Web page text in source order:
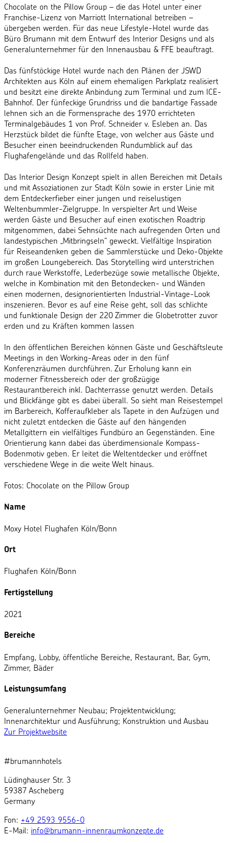
Chocolate on the Pillow Group – die das Hotel unter einer
Franchise-Lizenz von Marriott International betreiben –
übergeben werden. Für das neue Lifestyle-Hotel wurde das
Büro Brumann mit dem Entwurf des Interior Designs und als
Generalunternehmer für den Innenausbau & FFE beauftragt.
Das fünfstöckige Hotel wurde nach den Plänen der JSWD
Architekten aus Köln auf einem ehemaligen Parkplatz realisiert
und besitzt eine direkte Anbindung zum Terminal und zum ICE-
Bahnhof. Der fünfeckige Grundriss und die bandartige Fassade
lehnen sich an die Formensprache des 1970 errichteten
Terminalgebäudes 1 von Prof. Schneider v. Esleben an. Das
Herzstück bildet die fünfte Etage, von welcher aus Gäste und
Besucher einen beeindruckenden Rundumblick auf das
Flughafengelände und das Rollfeld haben.
Das Interior Design Konzept spielt in allen Bereichen mit Details
und mit Assoziationen zur Stadt Köln sowie in erster Linie mit
dem Entdeckerfieber einer jungen und reiselustigen
Weltenbummler-Zielgruppe. In verspielter Art und Weise
werden Gäste und Besucher auf einen exotischen Roadtrip
mitgenommen, dabei Sehnsüchte nach aufregenden Orten und
landestypischen „Mitbringseln“ geweckt. Vielfältige Inspiration
für Reiseandenken geben die Sammlerstücke und Deko-Objekte
im großen Loungebereich. Das Storytelling wird unterstrichen
durch raue Werkstoffe, Lederbezüge sowie metallische Objekte,
welche in Kombination mit den Betondecken- und Wänden
einen modernen, designorientierten Industrial-Vintage-Look
inszenieren. Bevor es auf eine Reise geht, soll das schlichte
und funktionale Design der 220 Zimmer die Globetrotter zuvor
erden und zu Kräften kommen lassen
In den öffentlichen Bereichen können Gäste und Geschäftsleute
Meetings in den Working-Areas oder in den fünf
Konferenzräumen durchführen. Zur Erholung kann ein
moderner Fitnessbereich oder der großzügige
Restaurantbereich inkl. Dachterrasse genutzt werden. Details
und Blickfänge gibt es dabei überall. So sieht man Reisestempel
im Barbereich, Kofferaufkleber als Tapete in den Aufzügen und
nicht zuletzt entdecken die Gäste auf den hängenden
Metallgittern ein vielfältiges Fundbüro an Gegenständen. Eine
Orientierung kann dabei das überdimensionale Kompass-
Bodenmotiv geben. Er leitet die Weltentdecker und eröffnet
verschiedene Wege in die weite Welt hinaus.
Fotos: Chocolate on the Pillow Group
Name
Moxy Hotel Flughafen Köln/Bonn
Ort
Flughafen Köln/Bonn
Fertigstellung
2021
Bereiche
Empfang, Lobby, öffentliche Bereiche, Restaurant, Bar, Gym,
Zimmer, Bäder
Leistungsumfang
Generalunternehmer Neubau; Projektentwicklung;
Innenarchitektur und Ausführung; Konstruktion und Ausbau
Zur Projektwebsite
#brumannhotels
Lüdinghauser Str. 3
59387 Ascheberg
Germany
Fon: +49 2593 9556-0
E-Mail: info@brumann-innenraumkonzepte.de